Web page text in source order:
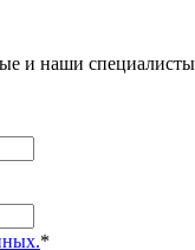
и наши
*